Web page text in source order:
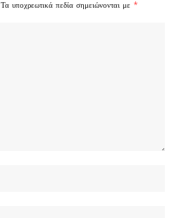
Τα υποχρεωτικά πεδία σημειώνονται με *